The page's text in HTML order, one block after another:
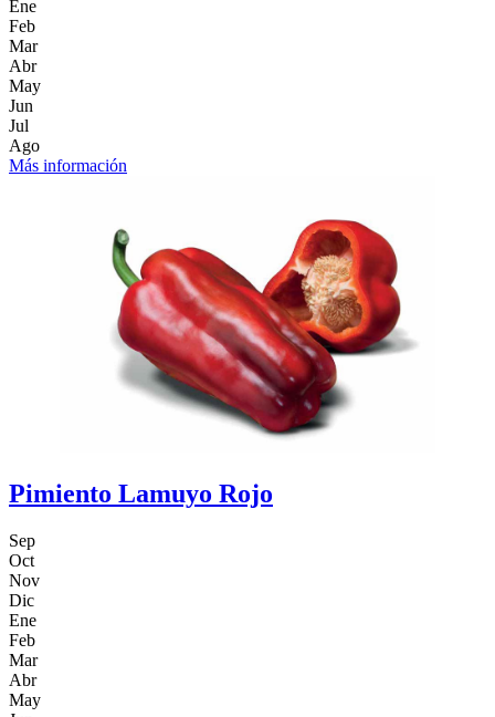
Ene
Feb
Mar
Abr
May
Jun
Jul
Ago
Más información
Pimiento Lamuyo Rojo
Sep
Oct
Nov
Dic
Ene
Feb
Mar
Abr
May